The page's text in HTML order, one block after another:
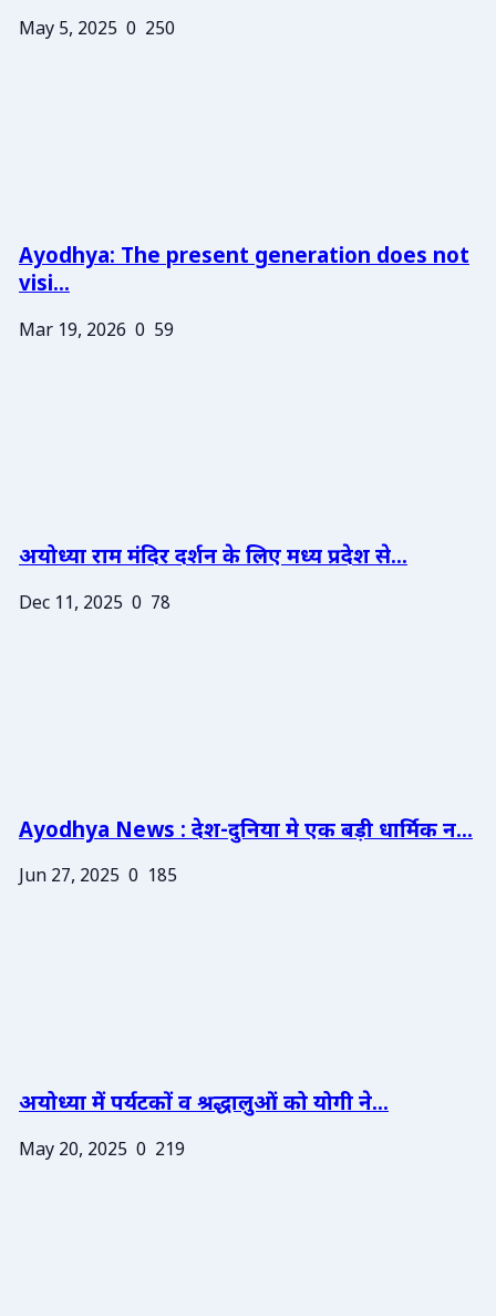
May 5, 2025 0 250
Ayodhya: The present generation does not
visi...
Mar 19, 2026 0 59
अयोध्या राम मंदिर दर्शन के लिए मध्य प्रदेश से...
Dec 11, 2025 0 78
Ayodhya News : देश-दुनिया मे एक बड़ी धार्मिक न...
Jun 27, 2025 0 185
अयोध्या में पर्यटकों व श्रद्धालुओं को योगी ने...
May 20, 2025 0 219